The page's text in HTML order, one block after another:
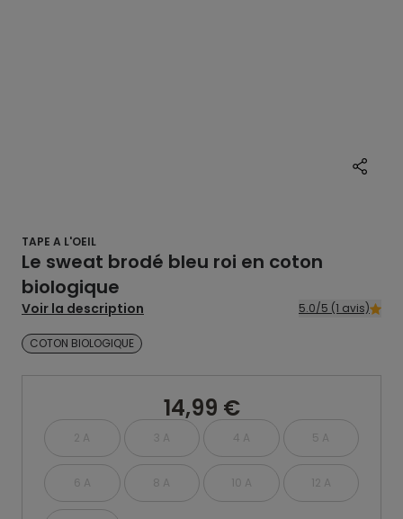
TAPE A L'OEIL
Le sweat brodé bleu roi en coton
biologique
Voir la description 5.0/5 (1 avis)
COTON BIOLOGIQUE
14,99 €
2 A 3 A 4 A 5 A
6 A 8 A 10 A 12 A